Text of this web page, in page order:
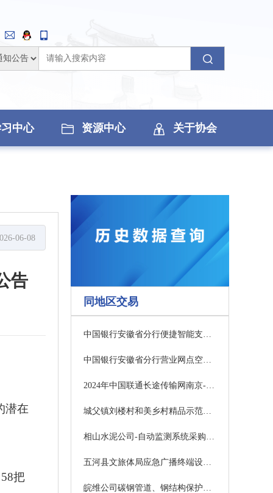
中心 资源中心 关于协会
06-08
告
潜在
把
同地区交易
中国银行安徽省分行便捷智能支付及交互系统采购项目暂停公告
中国银行安徽省分行营业网点空调选型入围项目变更公告
2024年中国联通长途传输网南京-合肥光缆线路新建工程（高铁红线内）监理服务采购项目招标公告
城父镇刘楼村和美乡村精品示范村规划服务方案项目竞争性磋商公告
相山水泥公司-自动监测系统采购（淮北相山水泥有限责任公司）结果公示(水泥公司设备保全部)
五河县文旅体局应急广播终端设备采购项目更正公告
皖维公司碳钢管道、钢结构保护性拆除采购公告(设备计量部)